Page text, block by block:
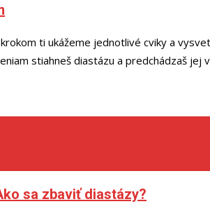
ti ukážeme jednotlivé cviky a
stiahneš diastázu a predchádzaš
sa zbaviť diastázy?